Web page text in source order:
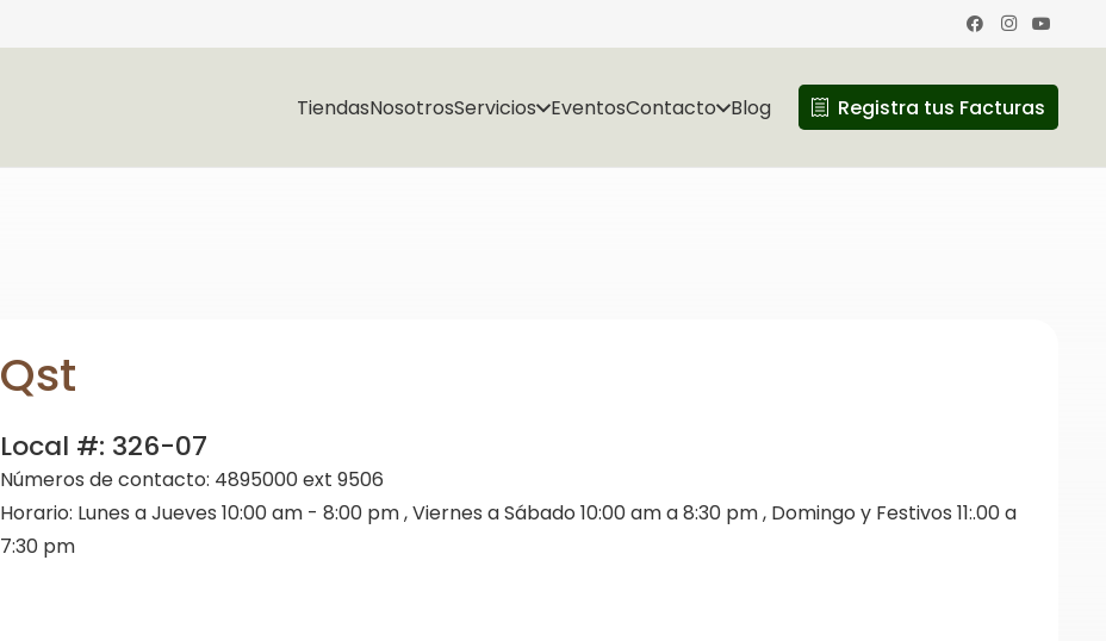
TiendasNosotrosServicios EventosContacto Blog Registra tus Facturas
Qst
Local #: 326-07
Números de contacto: 4895000 ext 9506
Horario: Lunes a Jueves 10:00 am - 8:00 pm , Viernes a Sábado 10:00 am a 8:30 pm , Domingo y Festivos 11:.00 a
7:30 pm